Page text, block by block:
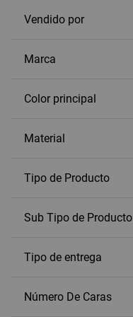
Marca
Color principal
Vendido por
Tipo de entrega
Número De Caras
Tipo de Producto
Sub Tipo de Producto
Material